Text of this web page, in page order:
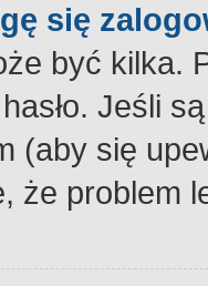
się
być kilka.
Jeśli
(aby się
że problem